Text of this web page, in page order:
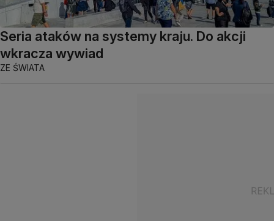
Seria ataków na systemy kraju. Do akcji
wkracza wywiad
ZE ŚWIATA